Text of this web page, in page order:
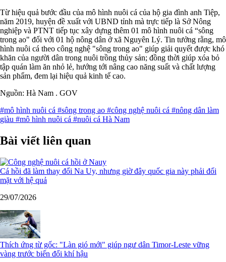
Từ hiệu quả bước đầu của mô hình nuôi cá của hộ gia đình anh Tiệp,
năm 2019, huyện đề xuất với UBND tỉnh mà trực tiếp là Sở Nông
nghiệp và PTNT tiếp tục xây dựng thêm 01 mô hình nuôi cá “sông
trong ao" đối với 01 hộ nông dân ở xã Nguyên Lý. Tin tưởng rằng, mô
hình nuôi cá theo công nghệ "sông trong ao" giúp giải quyết được khó
khăn của người dân trong nuôi trồng thủy sản; đồng thời giúp xóa bỏ
tập quán làm ăn nhỏ lẻ, hướng tới nâng cao năng suất và chất lượng
sản phẩm, đem lại hiệu quả kinh tế cao.
Nguồn: Hà Nam . GOV
#mô hình nuôi cá #sông trong ao #công nghệ nuôi cá #nông dân làm
giàu #mô hình nuôi cá #nuôi cá Hà Nam
Bài viết liên quan
Cá hồi đã làm thay đổi Na Uy, nhưng giờ đây quốc gia này phải đối
mặt với hệ quả
29/07/2026
Thích ứng từ gốc: "Làn gió mới" giúp ngư dân Timor-Leste vững
vàng trước biến đổi khí hậu